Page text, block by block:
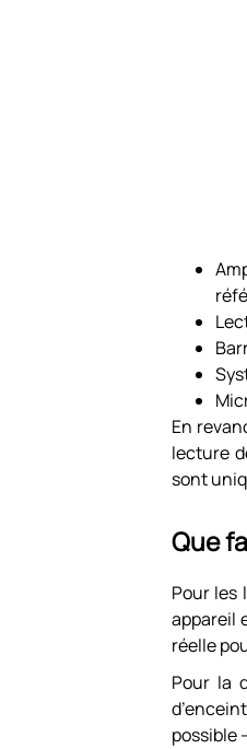
En
lecture
sont
Que
Pour les
appareil
réelle
Pour la
possible